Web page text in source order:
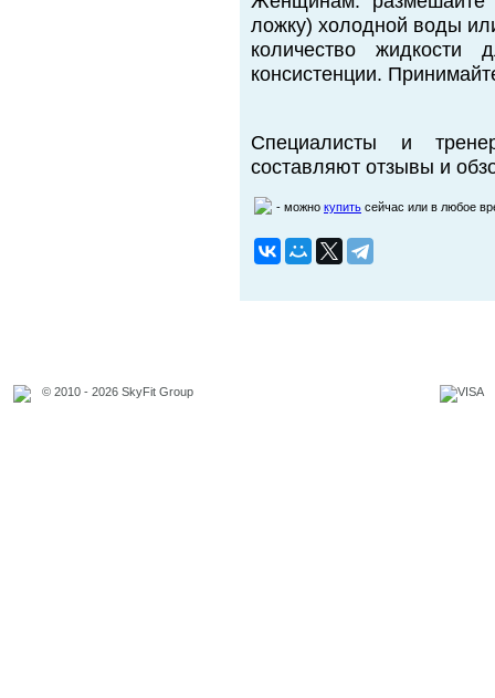
ложку) холодной воды
количество жидкости
консистенции.
Специалисты и
составляют отзывы и
- можно купить сейчас или в любое
© 2010 - 2026 SkyFit Group